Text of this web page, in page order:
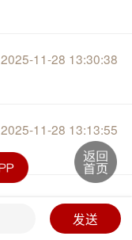
2025-11-28 13:30:38
2025-11-28 13:13:55
2025-09-11 16:32:04
发送